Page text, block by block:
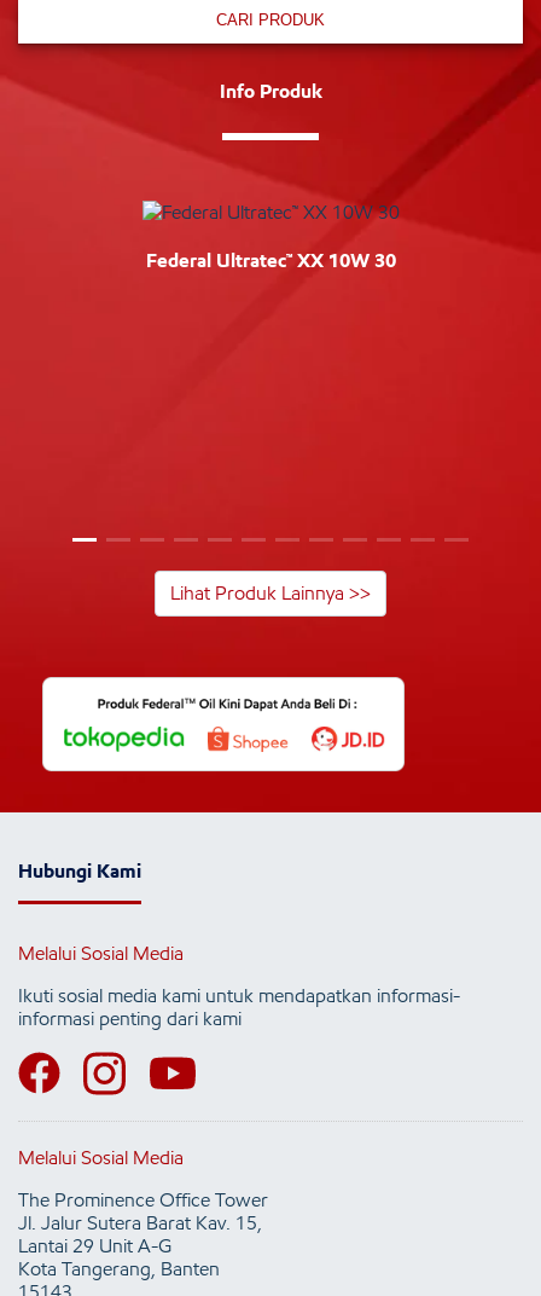
CARI PRODUK
Info Produk
Federal Ultratec™ XX 10W 30
Lihat Produk Lainnya >>
Hubungi Kami
Melalui Sosial Media
Ikuti sosial media kami untuk mendapatkan informasi-
informasi penting dari kami
Melalui Sosial Media
The Prominence Office Tower
Jl. Jalur Sutera Barat Kav. 15,
Lantai 29 Unit A-G
Kota Tangerang, Banten
15143